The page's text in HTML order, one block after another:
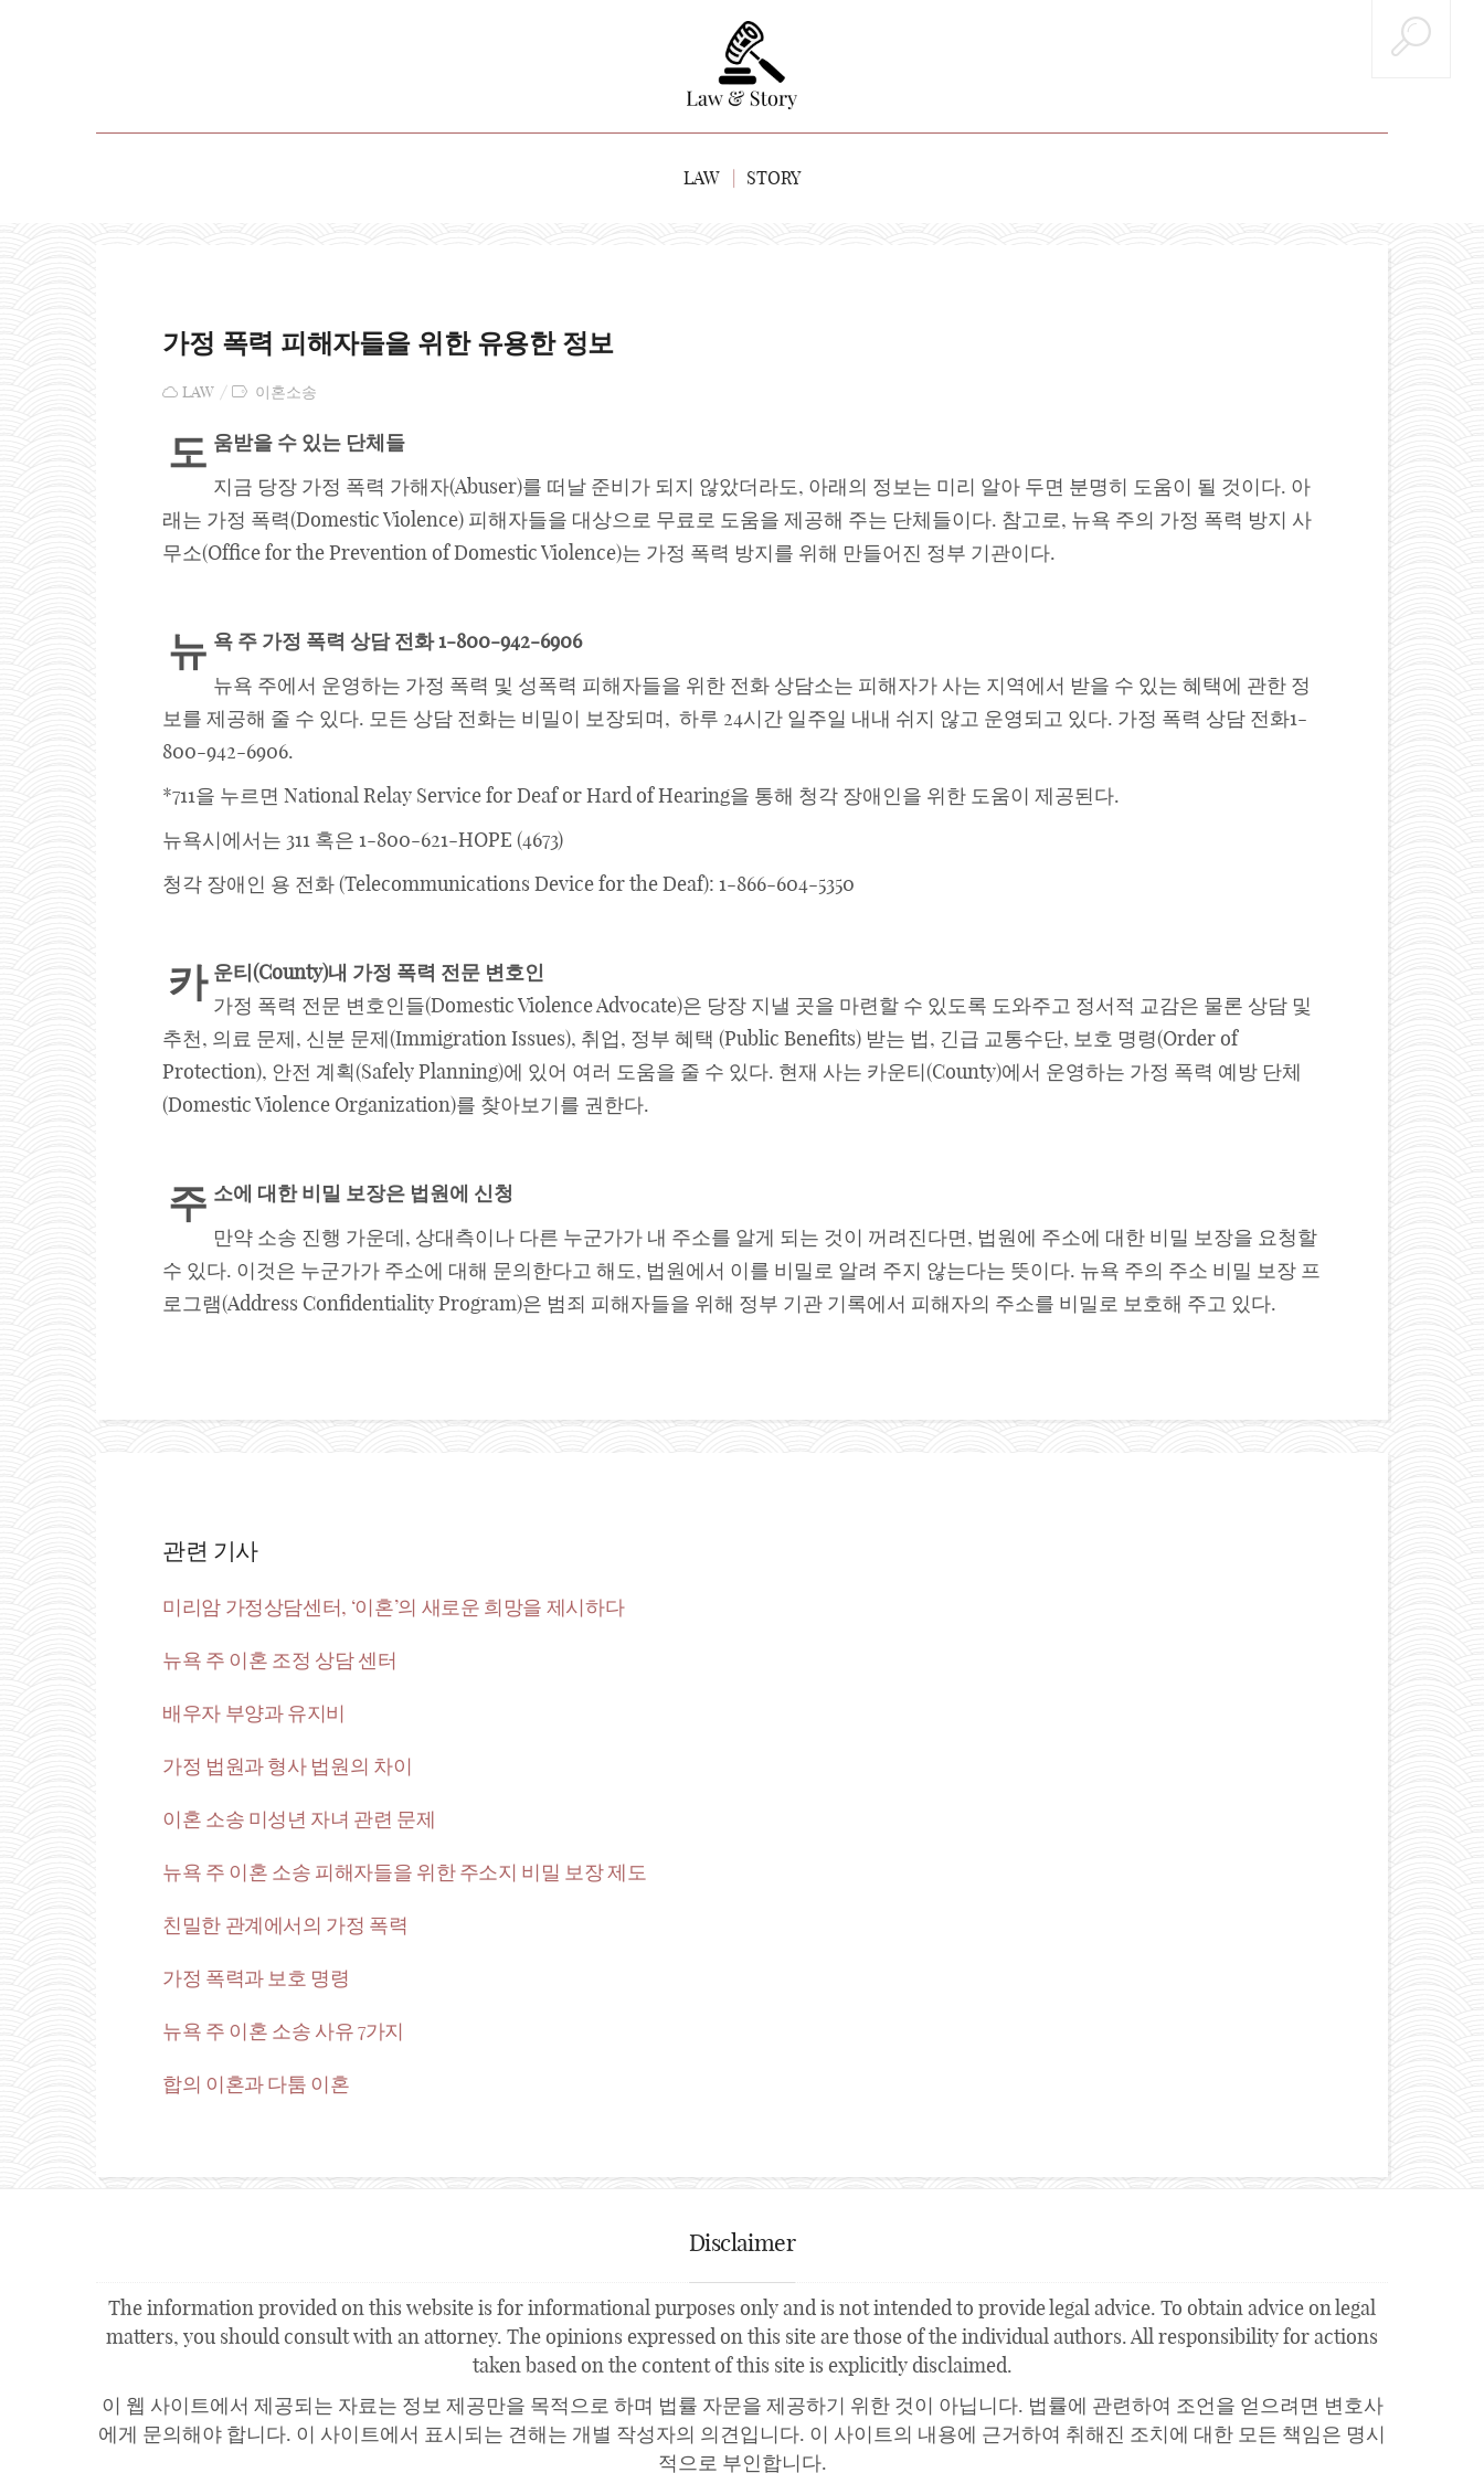
LAW STORY
가정 폭력 피해자들을 위한 유용한 정보
LAW 이혼소송
도 움받을 수 있는 단체들
지금 당장 가정 폭력 가해자(Abuser)를 떠날 준비가 되지 않았더라도, 아래의 정보는 미리 알아 두면 분명히 도움이 될 것이다. 아
래는 가정 폭력(Domestic Violence) 피해자들을 대상으로 무료로 도움을 제공해 주는 단체들이다. 참고로, 뉴욕 주의 가정 폭력 방지 사
무소(Office for the Prevention of Domestic Violence)는 가정 폭력 방지를 위해 만들어진 정부 기관이다.
뉴 욕 주 가정 폭력 상담 전화1-800-942-6906
뉴욕 주에서 운영하는 가정 폭력 및 성폭력 피해자들을 위한 전화 상담소는 피해자가 사는 지역에서 받을 수 있는 혜택에 관한 정
보를 제공해 줄 수 있다. 모든 상담 전화는 비밀이 보장되며, 하루 24시간 일주일 내내 쉬지 않고 운영되고 있다. 가정 폭력 상담 전화1-
800-942-6906.
*711을 누르면 National Relay Service for Deaf or Hard of Hearing을 통해 청각 장애인을 위한 도움이 제공된다.
뉴욕시에서는 311 혹은 1-800-621-HOPE (4673)
청각 장애인 용 전화 (Telecommunications Device for the Deaf): 1-866-604-5350
카 운티(County)내 가정 폭력 전문 변호인
가정 폭력 전문 변호인들(Domestic Violence Advocate)은 당장 지낼 곳을 마련할 수 있도록 도와주고 정서적 교감은 물론 상담 및
추천, 의료 문제, 신분 문제(Immigration Issues), 취업, 정부 혜택 (Public Benefits) 받는 법, 긴급 교통수단, 보호 명령(Order of
Protection), 안전 계획(Safely Planning)에 있어 여러 도움을 줄 수 있다. 현재 사는 카운티(County)에서 운영하는 가정 폭력 예방 단체
(Domestic Violence Organization)를 찾아보기를 권한다.
주 소에 대한 비밀 보장은 법원에 신청
만약 소송 진행 가운데, 상대측이나 다른 누군가가 내 주소를 알게 되는 것이 꺼려진다면, 법원에 주소에 대한 비밀 보장을 요청할
수 있다. 이것은 누군가가 주소에 대해 문의한다고 해도, 법원에서 이를 비밀로 알려 주지 않는다는 뜻이다. 뉴욕 주의 주소 비밀 보장 프
로그램(Address Confidentiality Program)은 범죄 피해자들을 위해 정부 기관 기록에서 피해자의 주소를 비밀로 보호해 주고 있다.
관련 기사
미리암 가정상담센터, ‘이혼’의 새로운 희망을 제시하다
뉴욕 주 이혼 조정 상담 센터
배우자 부양과 유지비
가정 법원과 형사 법원의 차이
이혼 소송 미성년 자녀 관련 문제
뉴욕 주 이혼 소송 피해자들을 위한 주소지 비밀 보장 제도
친밀한 관계에서의 가정 폭력
가정 폭력과 보호 명령
뉴욕 주 이혼 소송 사유 7가지
합의 이혼과 다툼 이혼
Disclaimer
The information provided on this website is for informational purposes only and is not intended to provide legal advice. To obtain advice on legal
matters, you should consult with an attorney. The opinions expressed on this site are those of the individual authors. All responsibility for actions
taken based on the content of this site is explicitly disclaimed.
이 웹 사이트에서 제공되는 자료는 정보 제공만을 목적으로 하며 법률 자문을 제공하기 위한 것이 아닙니다. 법률에 관련하여 조언을 얻으려면 변호사
에게 문의해야 합니다. 이 사이트에서 표시되는 견해는 개별 작성자의 의견입니다. 이 사이트의 내용에 근거하여 취해진 조치에 대한 모든 책임은 명시
적으로 부인합니다.